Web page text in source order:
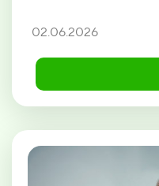
02.06.2026